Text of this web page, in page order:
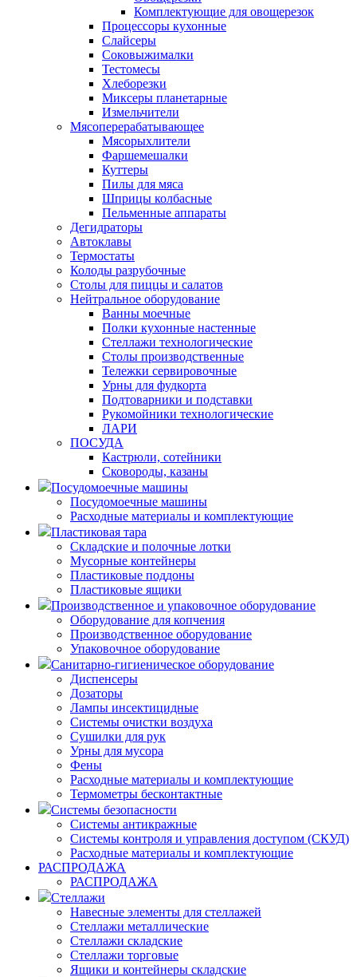
Комплектующие для овощерезок
Процессоры кухонные
Слайсеры
Соковыжималки
Тестомесы
Хлеборезки
Миксеры планетарные
Измельчители
Мясоперерабатывающее
Мясорыхлители
Фаршемешалки
Куттеры
Пилы для мяса
Шприцы колбасные
Пельменные аппараты
Дегидраторы
Автоклавы
Термостаты
Колоды разрубочные
Столы для пиццы и салатов
Нейтральное оборудование
Ванны моечные
Полки кухонные настенные
Стеллажи технологические
Столы производственные
Тележки сервировочные
Урны для фудкорта
Подтоварники и подставки
Рукомойники технологические
ЛАРИ
ПОСУДА
Кастрюли, сотейники
Сковороды, казаны
Посудомоечные машины
Посудомоечные машины
Расходные материалы и комплектующие
Пластиковая тара
Складские и полочные лотки
Мусорные контейнеры
Пластиковые поддоны
Пластиковые ящики
Производственное и упаковочное оборудование
Оборудование для копчения
Производственное оборудование
Упаковочное оборудование
Санитарно-гигиеническое оборудование
Диспенсеры
Дозаторы
Лампы инсектицидные
Системы очистки воздуха
Сушилки для рук
Урны для мусора
Фены
Расходные материалы и комплектующие
Термометры бесконтактные
Системы безопасности
Системы антикражные
Системы контроля и управления доступом (СКУД)
Расходные материалы и комплектующие
РАСПРОДАЖА
РАСПРОДАЖА
Стеллажи
Навесные элементы для стеллажей
Стеллажи металлические
Стеллажи складские
Стеллажи торговые
Ящики и контейнеры складские